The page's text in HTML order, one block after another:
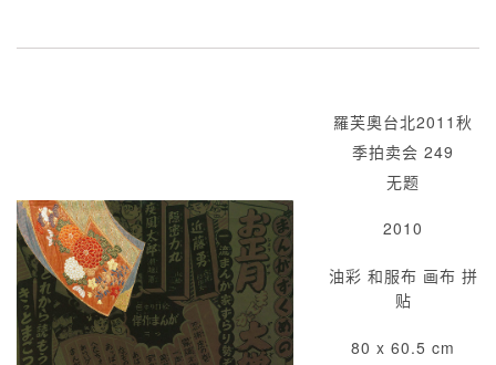
羅芙奧台北2011秋
季拍卖会 249
无题
2010
油彩 和服布 画布 拼
贴
80 x 60.5 cm